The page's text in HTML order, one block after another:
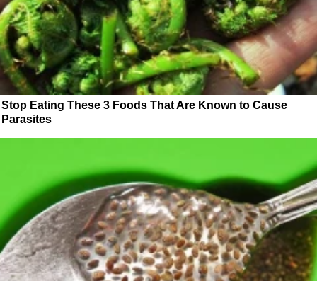
Stop Eating These 3 Foods That Are Known to Cause
Parasites